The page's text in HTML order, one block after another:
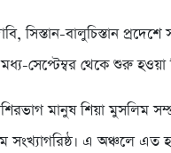
সিস্তান-বালুচিস্তান
সেপ্টেম্বর থেকে শুরু হওয়া
মানুষ শিয়া মুসলিম
সংখ্যাগরিষ্ঠ। এ অঞ্চলে এত